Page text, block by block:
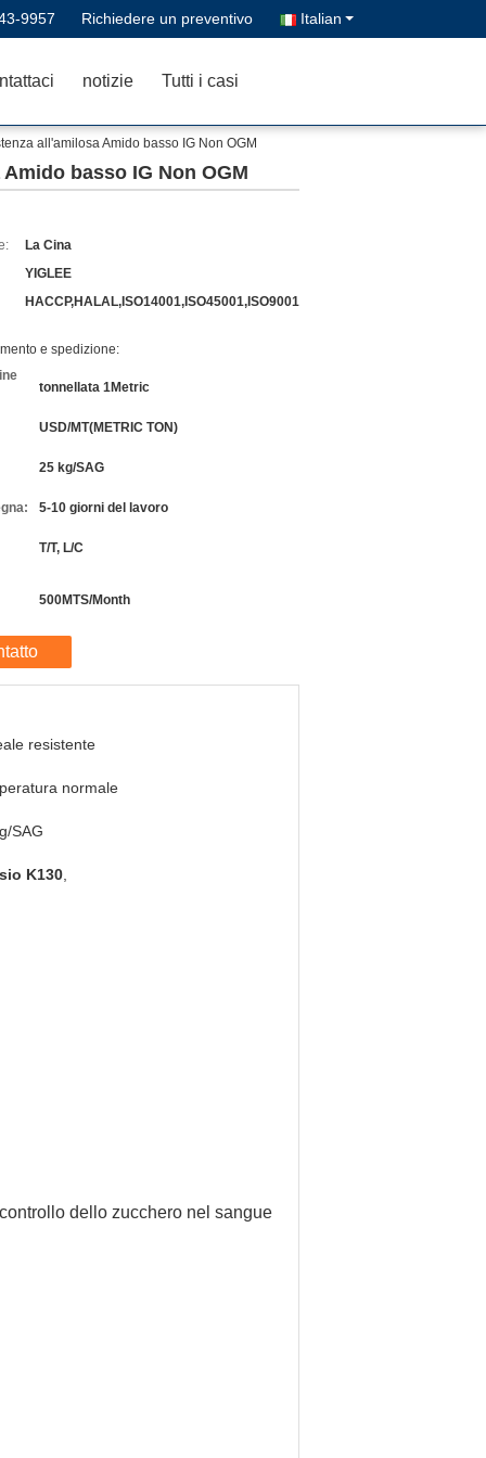
9957 Richiedere un preventivo Italian
notizie Tutti i casi
all'amilo­sa Amido basso IG Non OGM
basso IG Non OGM
La Cina
YIGLEE
HACCP,HALAL,ISO14001,ISO45001,ISO9001
e spedizione:
tonnellata 1Metric
USD/MT(METRIC TON)
25 kg/SAG
5-10 giorni del lavoro
T/T, L/C
500MTS/Month
resistente
normale
SAG
K130
dello zucchero nel sangue